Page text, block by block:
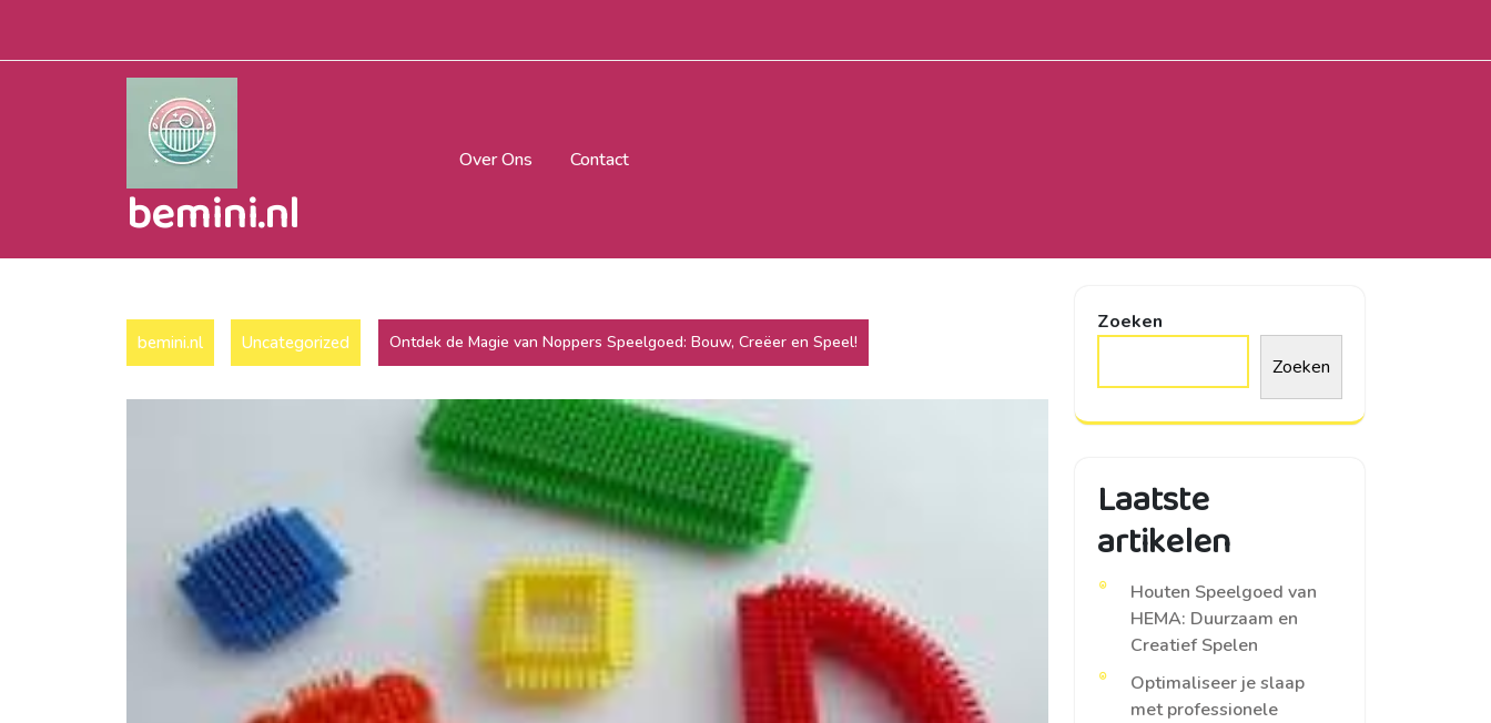
inhoud
bemini.nl
Over Ons Contact
bemini.nl Uncategorized Ontdek de Magie van Noppers Speelgoed: Bouw, Creëer en Speel!
Zoeken
Zoeken
Laatste
artikelen
Houten Speelgoed van
HEMA: Duurzaam en
Creatief Spelen
Optimaliseer je slaap
met professionele